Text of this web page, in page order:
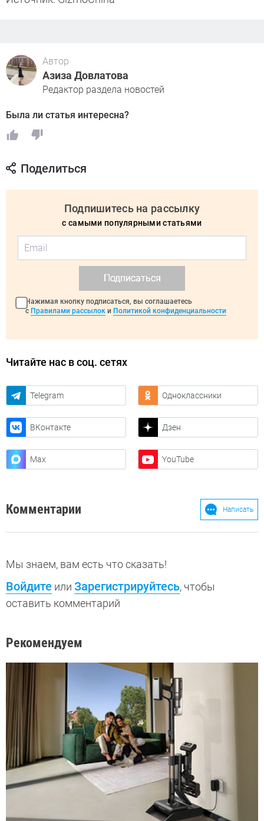
Автор
Азиза Довлатова
Редактор раздела новостей
Была ли статья интересна?
Поделиться
Подпишитесь на рассылку
с самыми популярными статьями
Подписаться
Нажимая кнопку подписаться, вы соглашаетесь
с Правилами рассылок и Политикой конфиденциальности
Читайте нас в соц. сетях
Telegram Одноклассники
ВКонтакте Дзен
Max YouTube
Комментарии Написать
Мы знаем, вам есть что сказать!
Войдите или Зарегистрируйтесь, чтобы
оставить комментарий
Рекомендуем